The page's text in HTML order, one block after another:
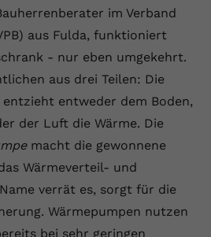
im Verband
aus Fulda, funktioniert
- nur eben umgekehrt.
aus drei Teilen: Die
entzieht entweder dem Boden,
der Luft die Wärme. Die
macht die gewonnene
Wärmeverteil- und
verrät es, sorgt für die
Wärmepumpen nutzen
bei sehr geringen
Cookie wird verwendet, um die
von
zu ermöglichen.
installiert dieses Cookie, um
es eine eindeutige ID zum
von Videos auf der Website